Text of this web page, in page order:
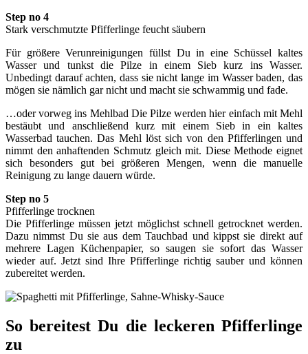
Step no 4
Stark verschmutzte Pfifferlinge feucht säubern
Für größere Verunreinigungen füllst Du in eine Schüssel kaltes
Wasser und tunkst die Pilze in einem Sieb kurz ins Wasser.
Unbedingt darauf achten, dass sie nicht lange im Wasser baden, das
mögen sie nämlich gar nicht und macht sie schwammig und fade.
…oder vorweg ins Mehlbad Die Pilze werden hier einfach mit Mehl
bestäubt und anschließend kurz mit einem Sieb in ein kaltes
Wasserbad tauchen. Das Mehl löst sich von den Pfifferlingen und
nimmt den anhaftenden Schmutz gleich mit. Diese Methode eignet
sich besonders gut bei größeren Mengen, wenn die manuelle
Reinigung zu lange dauern würde.
Step no 5
Pfifferlinge trocknen
Die Pfifferlinge müssen jetzt möglichst schnell getrocknet werden.
Dazu nimmst Du sie aus dem Tauchbad und kippst sie direkt auf
mehrere Lagen Küchenpapier, so saugen sie sofort das Wasser
wieder auf. Jetzt sind Ihre Pfifferlinge richtig sauber und können
zubereitet werden.
So bereitest Du die leckeren Pfifferlinge
zu